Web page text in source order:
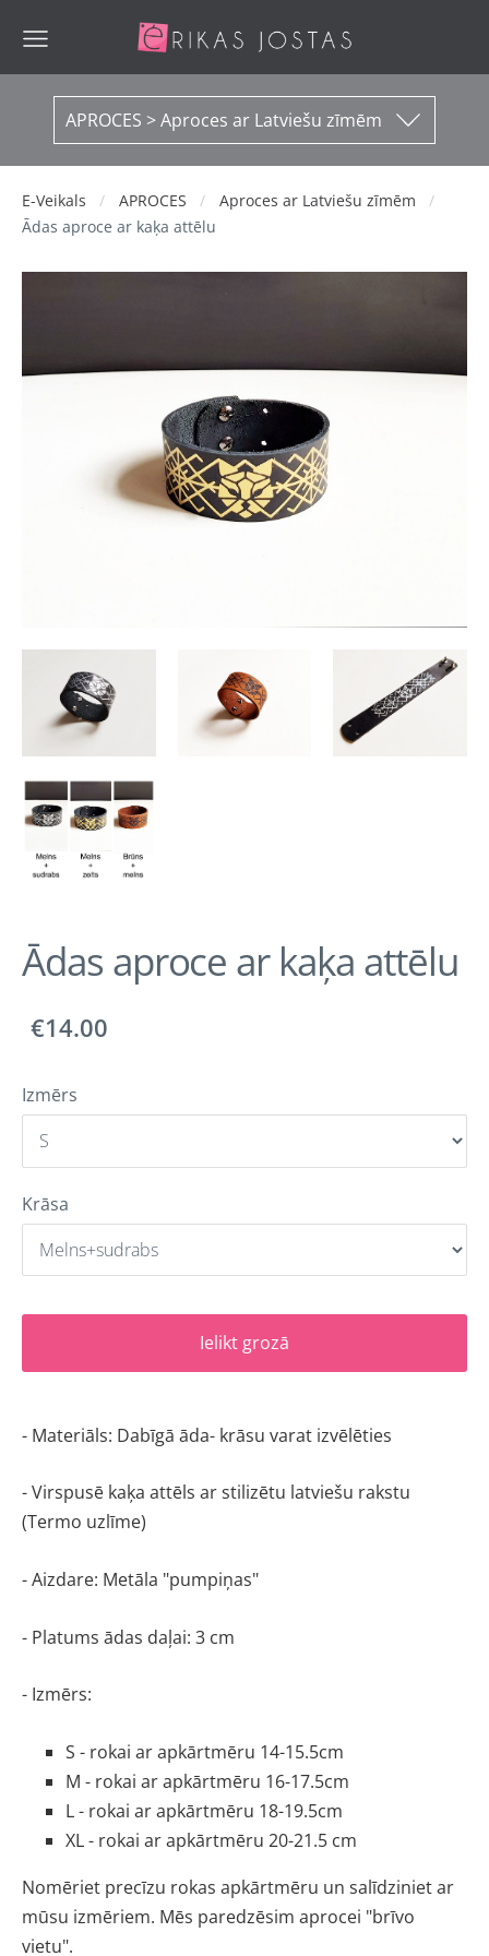
APROCES > Aproces ar Latviešu zīmēm
E-Veikals APROCES
Aproces ar Latviešu zīmēm
Ādas aproce ar kaķa attēlu
Ādas aproce ar kaķa attēlu
€14.00
Izmērs
Krāsa
Ielikt grozā
- Materiāls: Dabīgā āda- krāsu varat izvēlēties
- Virspusē kaķa attēls ar stilizētu latviešu rakstu
(Termo uzlīme)
- Aizdare: Metāla "pumpiņas"
- Platums ādas daļai: 3 cm
- Izmērs:
S - rokai ar apkārtmēru 14-15.5cm
M - rokai ar apkārtmēru 16-17.5cm
L - rokai ar apkārtmēru 18-19.5cm
XL - rokai ar apkārtmēru 20-21.5 cm
Nomēriet precīzu rokas apkārtmēru un salīdziniet ar
mūsu izmēriem. Mēs paredzēsim aprocei "brīvo
vietu".